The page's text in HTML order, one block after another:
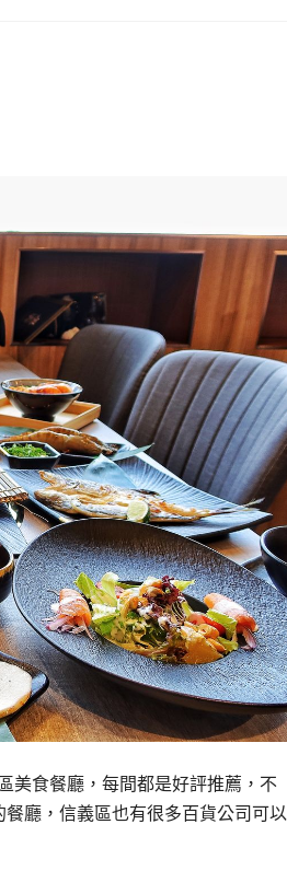
美食餐廳，每間都是好評推薦，不
廳，信義區也有很多百貨公司可以